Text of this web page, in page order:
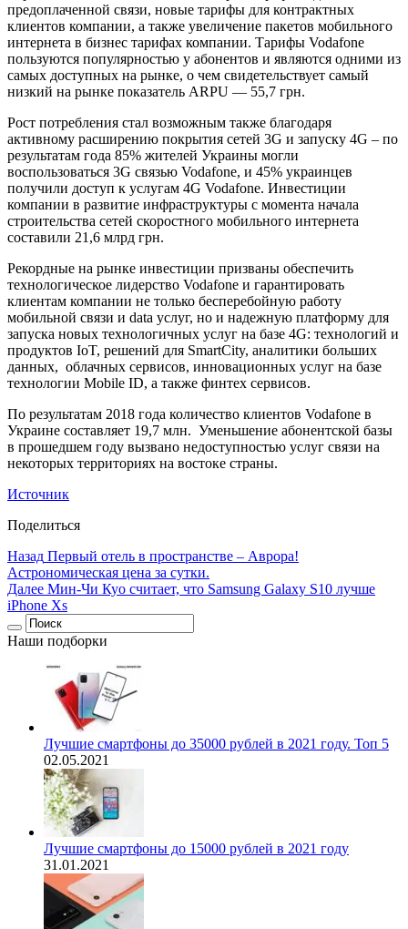
предоплаченной связи, новые тарифы для контрактных
клиентов компании, а также увеличение пакетов мобильного
интернета в бизнес тарифах компании. Тарифы Vodafone
пользуются популярностью у абонентов и являются одними из
самых доступных на рынке, о чем свидетельствует самый
низкий на рынке показатель ARPU — 55,7 грн.
Рост потребления стал возможным также благодаря
активному расширению покрытия сетей 3G и запуску 4G – по
результатам года 85% жителей Украины могли
воспользоваться 3G связью Vodafone, и 45% украинцев
получили доступ к услугам 4G Vodafone. Инвестиции
компании в развитие инфраструктуры с момента начала
строительства сетей скоростного мобильного интернета
составили 21,6 млрд грн.
Рекордные на рынке инвестиции призваны обеспечить
технологическое лидерство Vodafone и гарантировать
клиентам компании не только бесперебойную работу
мобильной связи и data услуг, но и надежную платформу для
запуска новых технологичных услуг на базе 4G: технологий и
продуктов IoT, решений для SmartCity, аналитики больших
данных, облачных сервисов, инновационных услуг на базе
технологии Mobile ID, а также финтех сервисов.
По результатам 2018 года количество клиентов Vodafone в
Украине составляет 19,7 млн. Уменьшение абонентской базы
в прошедшем году вызвано недоступностью услуг связи на
некоторых территориях на востоке страны.
Источник
Поделиться
Назад Первый отель в пространстве – Аврора!
Астрономическая цена за сутки.
Далее Мин-Чи Куо считает, что Samsung Galaxy S10 лучше
iPhone Xs
Наши подборки
Лучшие смартфоны до 35000 рублей в 2021 году. Топ 5
02.05.2021
Лучшие смартфоны до 15000 рублей в 2021 году
31.01.2021